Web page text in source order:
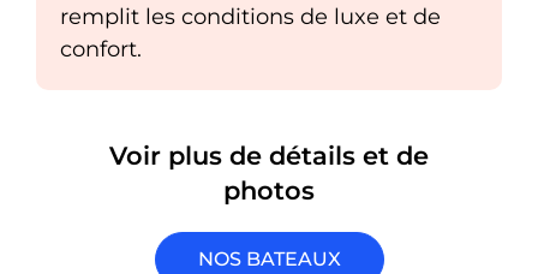
remplit les conditions de luxe et de
confort.
Voir plus de détails et de
photos
NOS BATEAUX